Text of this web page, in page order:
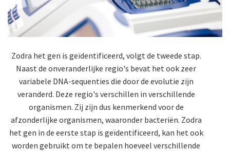
Zodra het gen is geïdentificeerd, volgt de tweede stap.
Naast de onveranderlijke regio's bevat het ook zeer
variabele DNA-sequenties die door de evolutie zijn
veranderd. Deze regio's verschillen in verschillende
organismen. Zij zijn dus kenmerkend voor de
afzonderlijke organismen, waaronder bacteriën. Zodra
het gen in de eerste stap is geïdentificeerd, kan het ook
worden gebruikt om te bepalen hoeveel verschillende